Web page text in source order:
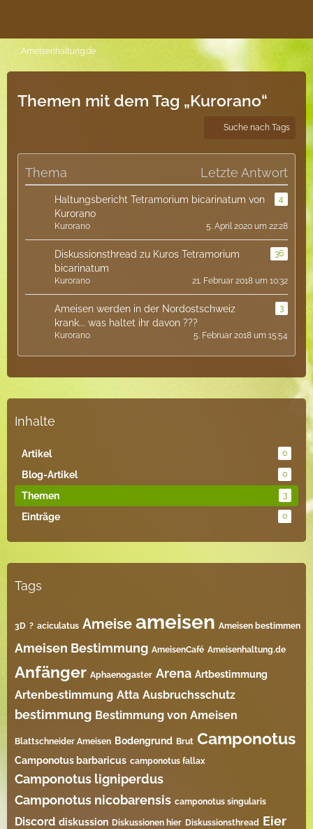
Ameisenhaltung.de
Themen mit dem Tag „Kurorano“
Suche nach Tags
Thema Letzte Antwort
Haltungsbericht Tetramorium bicarinatum von
Kurorano
4
Kurorano 5. April 2020 um 22:28
Diskussionsthread zu Kuros Tetramorium
bicarinatum​
36
Kurorano 21. Februar 2018 um 10:32
Ameisen werden in der Nordostschweiz
krank... was haltet ihr davon ???
3
Kurorano 5. Februar 2018 um 15:54
Inhalte
Artikel 0
Blog-Artikel 0
Themen 3
Einträge 0
Tags
3D ? aciculatus Ameise ameisen Ameisen bestimmen
Ameisen Bestimmung AmeisenCafé Ameisenhaltung.de
Anfänger Aphaenogaster Arena Artbestimmung
Artenbestimmung Atta Ausbruchsschutz
bestimmung Bestimmung von Ameisen
Blattschneider Ameisen Bodengrund Brut Camponotus
Camponotus barbaricus camponotus fallax
Camponotus ligniperdus
Camponotus nicobarensis camponotus singularis
Discord diskussion Diskussionen hier Diskussionsthread Eier